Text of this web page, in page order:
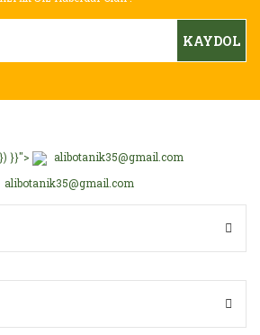
KAYDOL
}}">
alibotanik35@gmail.com
alibotanik35@gmail.com